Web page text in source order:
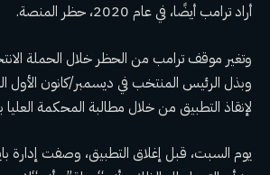
أراد ترامب أيضًا، في عام 2020، حظر المنصة.
وتغير موقف ترامب من الحظر خلال الحملة
وبذل الرئيس المنتخب في ديسمبر/كانون الأول
لإنقاذ التطبيق من خلال مطالبة المحكمة العليا